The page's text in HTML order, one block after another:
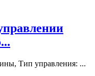
Тип управления: ...